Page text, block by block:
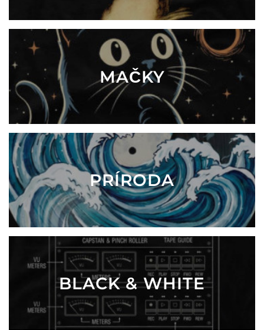
MAČKY
PRÍRODA
BLACK & WHITE